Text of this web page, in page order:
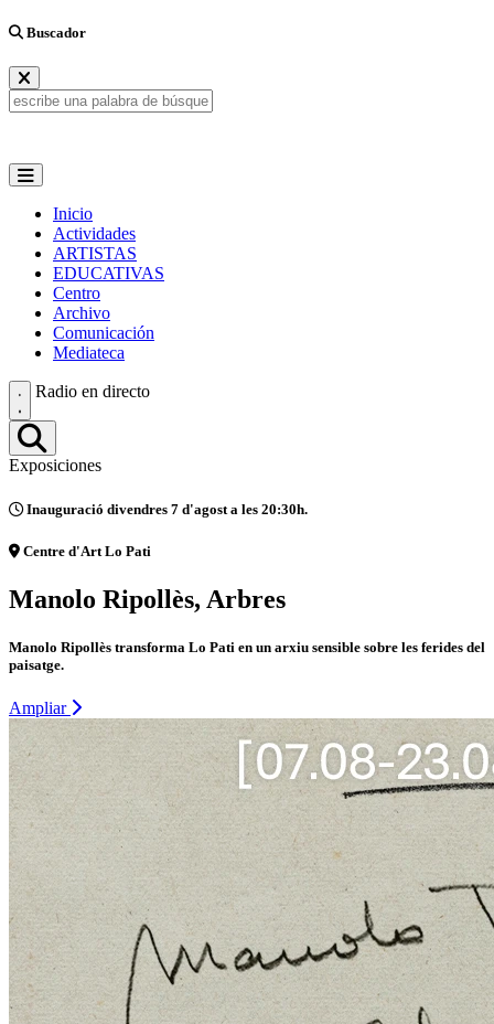
Buscador
Inicio
Actividades
ARTISTAS
EDUCATIVAS
Centro
Archivo
Comunicación
Mediateca
Radio en directo
Exposiciones
Inauguració divendres 7 d'agost a les 20:30h.
Centre d'Art Lo Pati
Manolo Ripollès, Arbres
Manolo Ripollès transforma Lo Pati en un arxiu sensible sobre les ferides del
paisatge.
Ampliar